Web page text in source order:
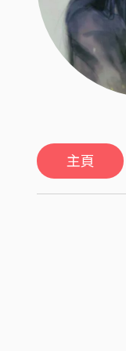
主頁